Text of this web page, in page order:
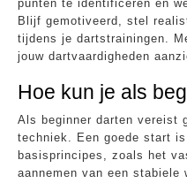
punten te identificeren en
Blijf gemotiveerd, stel
tijdens je dartstrainingen.
jouw dartvaardigheden
Hoe kun je als
Als beginner darten vereist
techniek. Een goede start
basisprincipes, zoals het
aannemen van een stabiele